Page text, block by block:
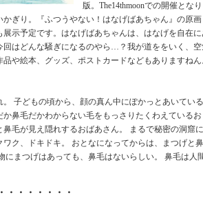
版。The14thmoonでの開催とな
かぎり。『ふつうやない！はなげばあちゃん』の原
展示予定です。はなげばあちゃんは、はなげを自在
回はどんな騒ぎになるのやら…？我が道ををいく、
品や絵本、グッズ、ポストカードなどもありますね
子どもの頃から、顔の真ん中にぽかっとあいてい
か鼻毛だかわからない毛をもっさりたくわえている
鼻毛が見え隠れするおばあさん。 まるで秘密の洞窟
ワク、ドキドキ。 おとなになってからは、まつげと
にまつげはあっても、鼻毛はないらしい。 鼻毛は人
・・・・・・・